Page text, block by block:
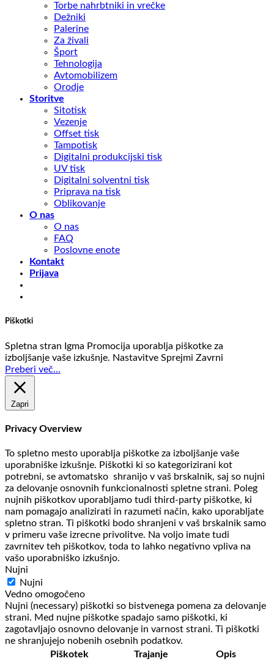
Torbe nahrbtniki in vrečke
Dežniki
Palerine
Za živali
Šport
Tehnologija
Avtomobilizem
Orodje
Storitve
Sitotisk
Vezenje
Offset tisk
Tampotisk
Digitalni produkcijski tisk
UV tisk
Digitalni solventni tisk
Priprava na tisk
Oblikovanje
O nas
O nas
FAQ
Poslovne enote
Kontakt
Prijava
Piškotki
Spletna stran Igma Promocija uporablja piškotke za
izboljšanje vaše izkušnje. Nastavitve Sprejmi Zavrni
Preberi več...
Zapri
Privacy Overview
To spletno mesto uporablja piškotke za izboljšanje vaše
uporabniške izkušnje. Piškotki ki so kategorizirani kot
potrebni, se avtomatsko shranijo v vaš brskalnik, saj so nujni
za delovanje osnovnih funkcionalnosti spletne strani. Poleg
nujnih piškotkov uporabljamo tudi third-party piškotke, ki
nam pomagajo analizirati in razumeti način, kako uporabljate
spletno stran. Ti piškotki bodo shranjeni v vaš brskalnik samo
v primeru vaše izrecne privolitve. Na voljo imate tudi
zavrnitev teh piškotkov, toda to lahko negativno vpliva na
vašo uporabniško izkušnjo.
Nujni
Nujni
Vedno omogočeno
Nujni (necessary) piškotki so bistvenega pomena za delovanje
strani. Med nujne piškotke spadajo samo piškotki, ki
zagotavljajo osnovno delovanje in varnost strani. Ti piškotki
ne shranjujejo nobenih osebnih podatkov.
Piškotek
Trajanje Opis